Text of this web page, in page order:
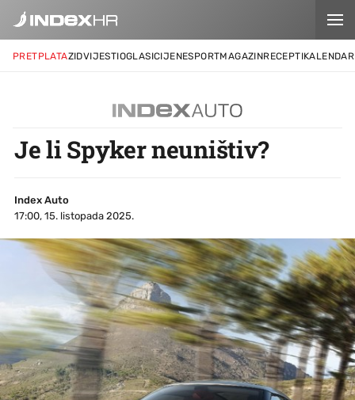
PRETPLATAZIDVIJESTIOGLASICIJENESPORTMAGAZINRECEPTIKALENDAR
Je li Spyker neuništiv?
Index Auto
17:00, 15. listopada 2025.